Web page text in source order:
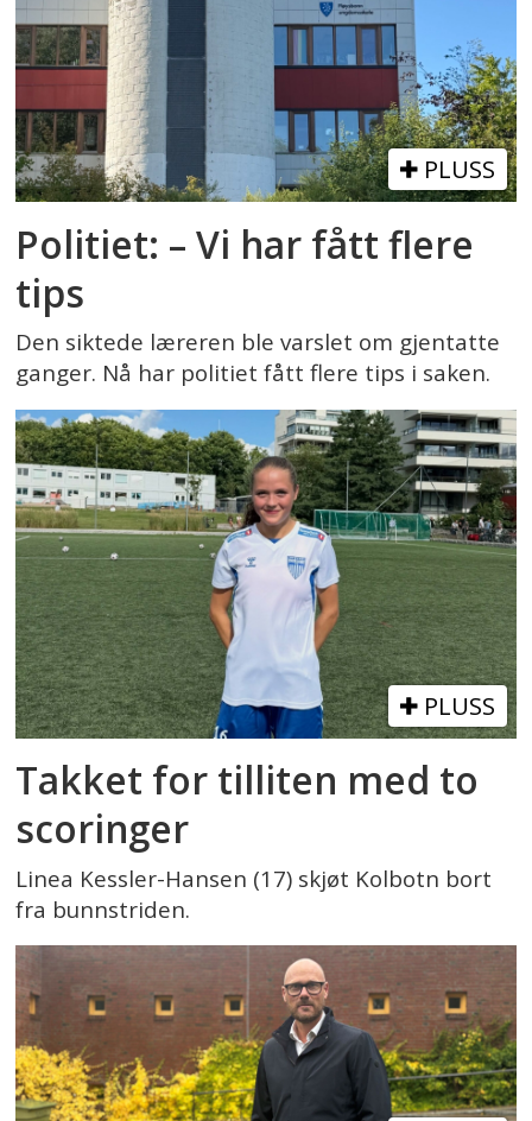
PLUSS
Politiet: – Vi har fått flere
tips
Den siktede læreren ble varslet om gjentatte
ganger. Nå har politiet fått flere tips i saken.
PLUSS
Takket for tilliten med to
scoringer
Linea Kessler-Hansen (17) skjøt Kolbotn bort
fra bunnstriden.